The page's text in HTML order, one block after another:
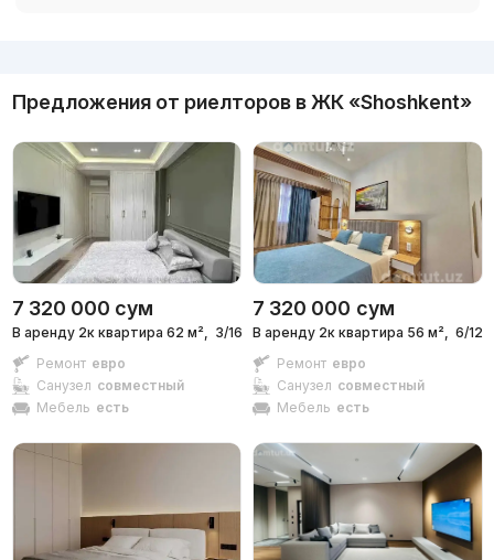
Предложения от риелторов в ЖК «Shoshkent»
7 320 000 сум
В аренду 2к квартира 62 м², 3/16 эт.
Ремонт евро
Санузел совместный
Мебель есть
7 320 000 сум
В аренду 2к квартира 56 м², 6/12
Ремонт евро
Санузел совместный
Мебель есть